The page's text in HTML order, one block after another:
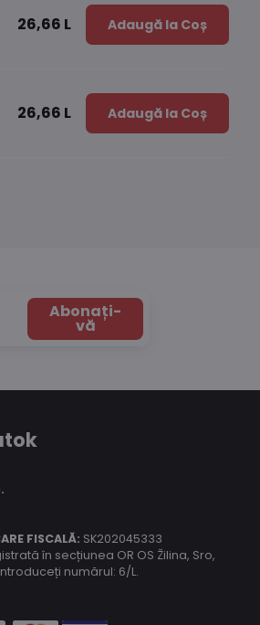
26,66 L Adaugă la Coș
26,66 L Adaugă la Coș
Abonați-
vă
FISCALĂ: SK202045333
în secțiunea OR OS Žilina, Sro,
numărul: 6/L.